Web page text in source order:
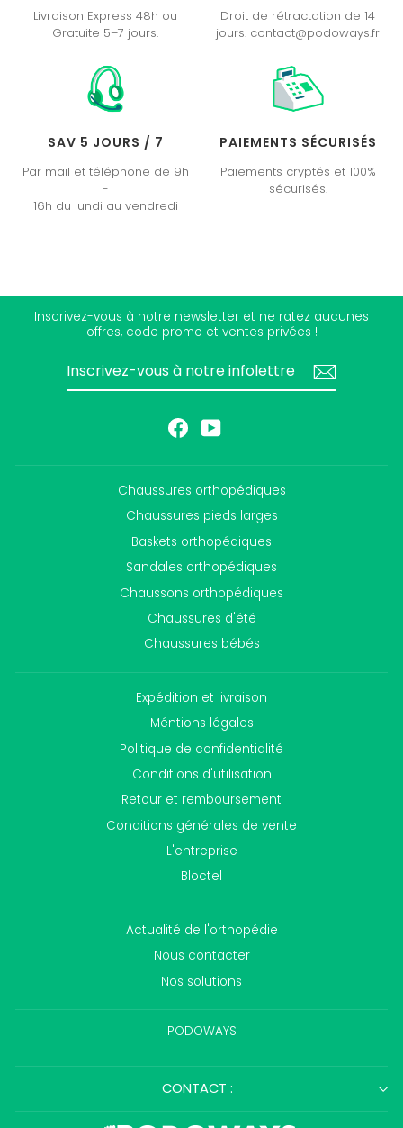
Livraison Express 48h ou
Gratuite 5–7 jours.
Droit de rétractation de 14
jours. contact@podoways.fr
SAV 5 JOURS / 7
Par mail et téléphone de 9h
-
16h du lundi au vendredi
PAIEMENTS SÉCURISÉS
Paiements cryptés et 100%
sécurisés.
Inscrivez-vous à notre newsletter et ne ratez aucunes
offres, code promo et ventes privées !
FacebookYouTube
Chaussures orthopédiques
Chaussures pieds larges
Baskets orthopédiques
Sandales orthopédiques
Chaussons orthopédiques
Chaussures d'été
Chaussures bébés
Expédition et livraison
Méntions légales
Politique de confidentialité
Conditions d'utilisation
Retour et remboursement
Conditions générales de vente
L'entreprise
Bloctel
Actualité de l'orthopédie
Nous contacter
Nos solutions
PODOWAYS
CONTACT :